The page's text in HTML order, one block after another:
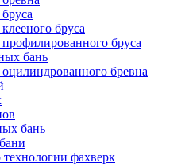
бруса
бруса
бань
бревна
бань
технологии фахверк